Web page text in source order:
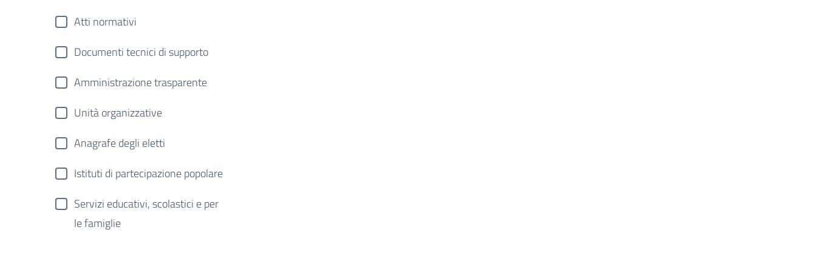
Atti normativi
Documenti tecnici di supporto
Amministrazione trasparente
Unità organizzative
Anagrafe degli eletti
Istituti di partecipazione popolare
Servizi educativi, scolastici e per
le famiglie